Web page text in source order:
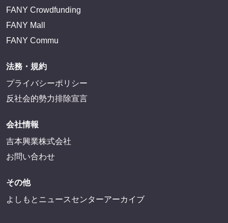
FANY Crowdfunding
FANY Mall
FANY Commu
法務・規約
プライバシーポリシー
反社会的勢力排除宣言
会社情報
吉本興業株式会社
お問い合わせ
その他
よしもとニュースセンターアーカイブ